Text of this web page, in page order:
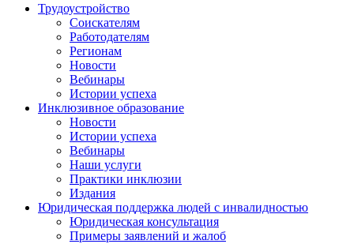
Трудоустройство
Соискателям
Работодателям
Регионам
Новости
Вебинары
Истории успеха
Инклюзивное образование
Новости
Истории успеха
Вебинары
Наши услуги
Практики инклюзии
Издания
Юридическая поддержка людей с инвалидностью
Юридическая консультация
Примеры заявлений и жалоб